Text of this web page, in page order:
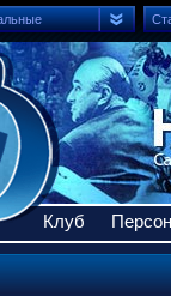
Клуб